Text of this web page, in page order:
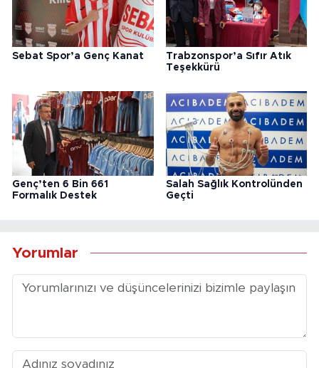
Sebat Spor’a Genç Kanat
Trabzonspor’a Sıfır Atık
Teşekkürü
Genç’ten 6 Bin 661
Formalık Destek
Salah Sağlık Kontrolünden
Geçti
Yorumlar